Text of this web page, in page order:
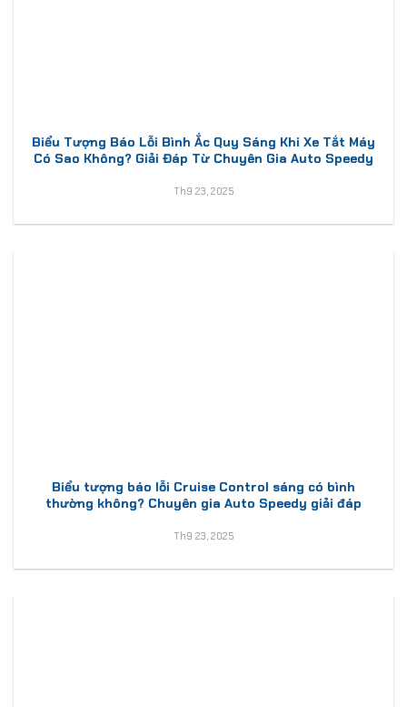
Biểu Tượng Báo Lỗi Bình Ắc Quy Sáng Khi Xe Tắt Máy
Có Sao Không? Giải Đáp Từ Chuyên Gia Auto Speedy
Th9 23, 2025
Biểu tượng báo lỗi Cruise Control sáng có bình
thường không? Chuyên gia Auto Speedy giải đáp
Th9 23, 2025